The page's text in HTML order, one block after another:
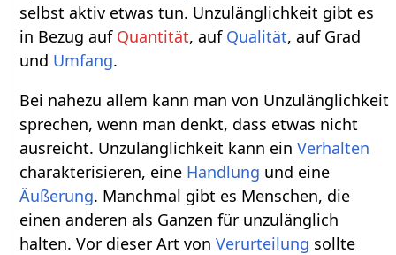
selbst aktiv etwas tun. Unzulänglichkeit gibt es
in Bezug auf Quantität, auf Qualität, auf Grad
und Umfang.
Bei nahezu allem kann man von Unzulänglichkeit
sprechen, wenn man denkt, dass etwas nicht
ausreicht. Unzulänglichkeit kann einVerhalten
charakterisieren, eine Handlung und eine
Äußerung. Manchmal gibt es Menschen, die
einen anderen als Ganzen für unzulänglich
halten. Vor dieser Art vonVerurteilung sollte